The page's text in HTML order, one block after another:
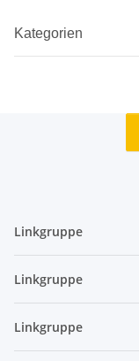
Kategorien
Linkgruppe
Linkgruppe
Linkgruppe